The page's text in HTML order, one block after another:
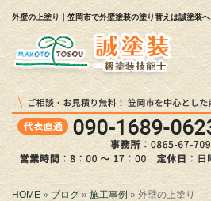
外壁の上塗り｜笠岡市で外壁塗装の塗り替えは誠塗装へ
HOME» ブログ» 施工事例 » 外壁の上塗り